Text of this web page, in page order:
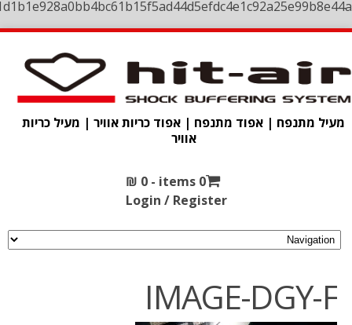
מעיל מתנפח | אפוד מתנפח | אפוד כריות אוויר | מעיל כריות
אוויר
0 items -
₪ 0
Login / Register
IMAGE-DGY-F